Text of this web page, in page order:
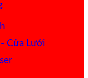
Cửa Lưới